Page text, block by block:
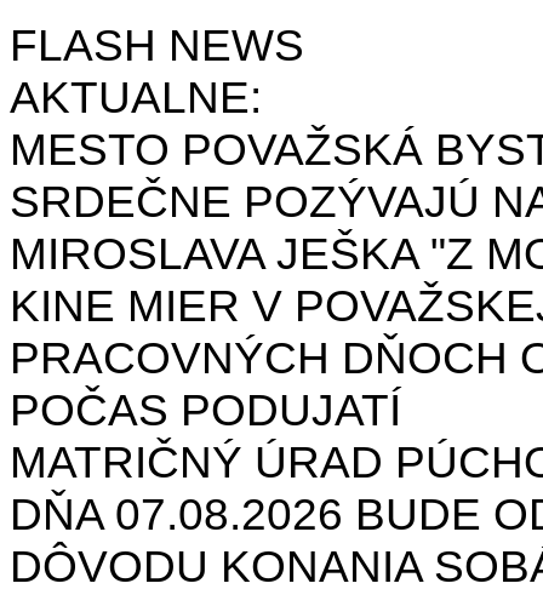
FLASH NEWS
AKTUALNE:
MESTO POVAŽSKÁ
SRDEČNE POZÝVAJÚ
MIROSLAVA JEŠKA "Z
KINE MIER V
PRACOVNÝCH DŇOCH
POČAS PODUJATÍ
MATRIČNÝ ÚRAD
DŇA 07.08.2026 BUDE
DÔVODU KONANIA